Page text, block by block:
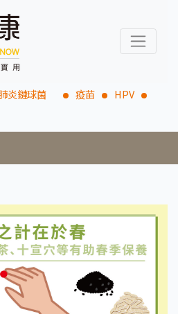
炎鏈球菌 疫苗
HPV